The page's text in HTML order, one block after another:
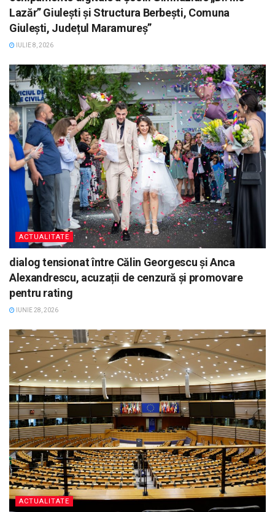
Lazăr” Giulești și Structura Berbești, Comuna
Giulești, Județul Maramureș”
IULIE 8, 2026
ACTUALITATE
dialog tensionat între Călin Georgescu și Anca
Alexandrescu, acuzații de cenzură și promovare
pentru rating
IUNIE 28, 2026
ACTUALITATE